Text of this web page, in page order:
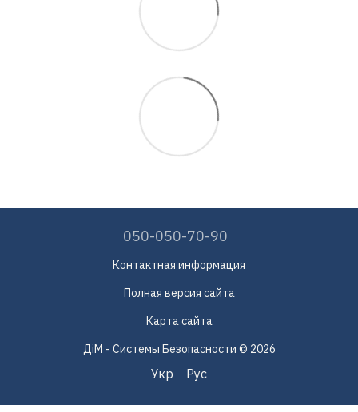
050-050-70-90
Контактная информация
Полная версия сайта
Карта сайта
ДіМ - Системы Безопасности © 2026
Укр Рус